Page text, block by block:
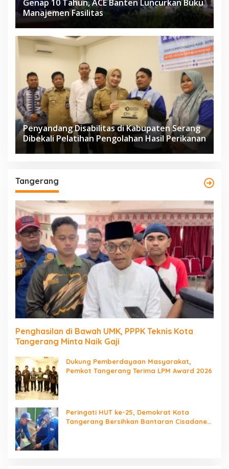
Genap 10 Tahun, ACE Banten Luncurkan Buku
Manajemen Fasilitas
Penyandang Disabilitas di Kabupaten Serang
Dibekali Pelatihan Pengolahan Hasil Perikanan
Tangerang
Penghasilan di Bawah UMK, PPPK Teknis Kota
Tangerang Minta Naik Gaji
Dukung Pemberdayaan Masyarakat,
Pemkot Tangerang Terima LPM Award 2026
Peringati HUT ke-25, Demokrat Kota
Tangerang Bersihkan Bantaran Cisadane